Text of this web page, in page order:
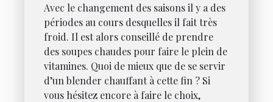
Avec le changement des saisons il y a des
périodes au cours desquelles il fait très
froid. Il est alors conseillé de prendre
des soupes chaudes pour faire le plein de
vitamines. Quoi de mieux que de se servir
d’un blender chauffant à cette fin ? Si
vous hésitez encore à faire le choix,